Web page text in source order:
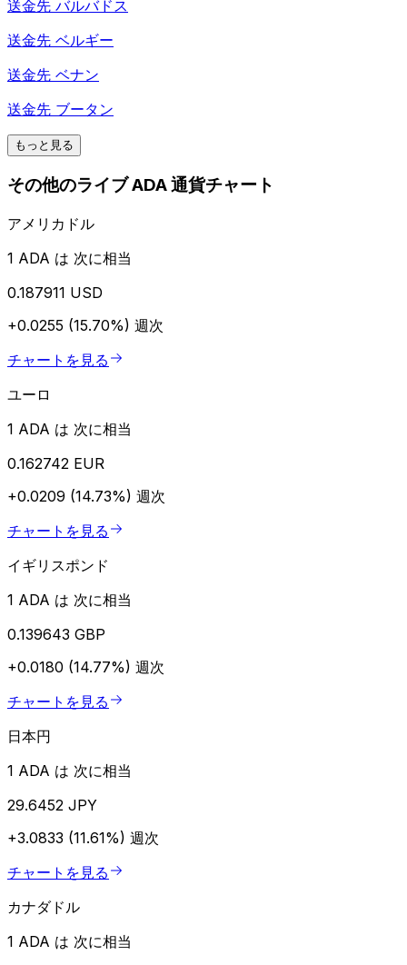
送金先 バルバドス
送金先 ベルギー
送金先 ベナン
送金先 ブータン
もっと見る
その他のライブ ADA 通貨チャート
アメリカドル
1 ADA は 次に相当
0.187911 USD
+0.0255 (15.70%) 週次
チャートを見る
ユーロ
1 ADA は 次に相当
0.162742 EUR
+0.0209 (14.73%) 週次
チャートを見る
イギリスポンド
1 ADA は 次に相当
0.139643 GBP
+0.0180 (14.77%) 週次
チャートを見る
日本円
1 ADA は 次に相当
29.6452 JPY
+3.0833 (11.61%) 週次
チャートを見る
カナダドル
1 ADA は 次に相当